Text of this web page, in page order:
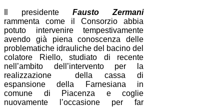
Il presidenteFausto Zermani
rammenta come il Consorzio abbia
potuto intervenire tempestivamente
avendo già piena conoscenza delle
problematiche idrauliche del bacino del
colatore Riello, studiato di recente
nell’ambito dell’intervento per la
realizzazione della cassa di
espansione della Farnesiana in
comune di Piacenza e coglie
nuovamente l’occasione per far